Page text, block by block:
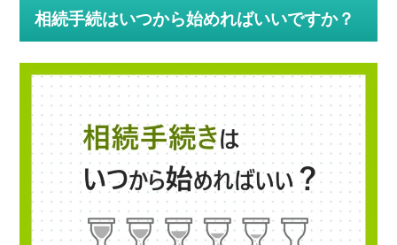
相続手続はいつから始めればいいですか？